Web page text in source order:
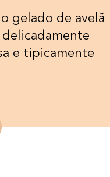
gelado de avelã
e tipicamente